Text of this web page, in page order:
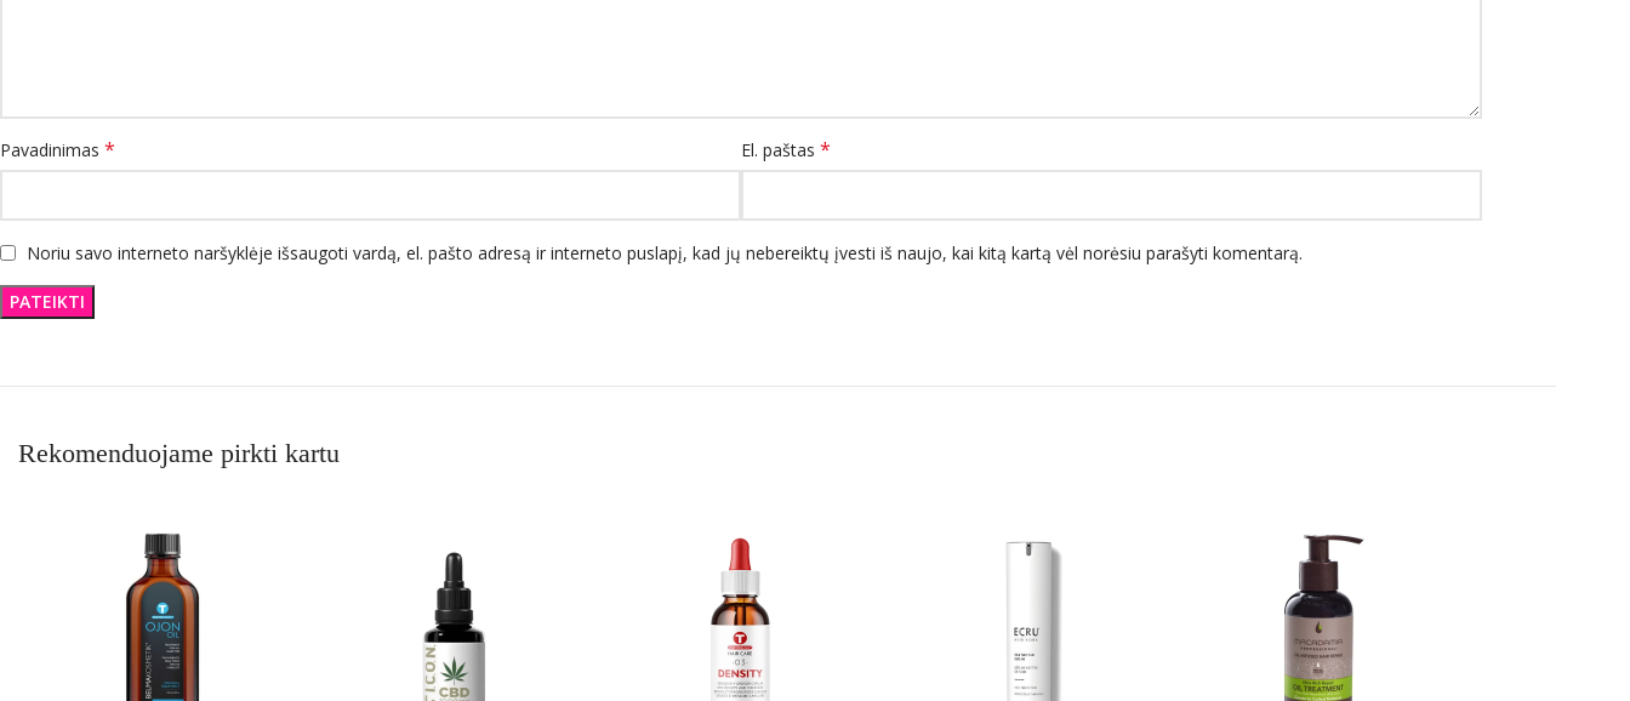
Pavadinimas * El. paštas *
Noriu savo interneto naršyklėje išsaugoti vardą, el. pašto adresą ir interneto puslapį, kad jų nebereiktų įvesti iš naujo, kai kitą kartą vėl norėsiu parašyti komentarą.
Rekomenduojame pirkti kartu